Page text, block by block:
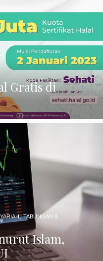
Gratis di
Islam,
,TABUNGAN &